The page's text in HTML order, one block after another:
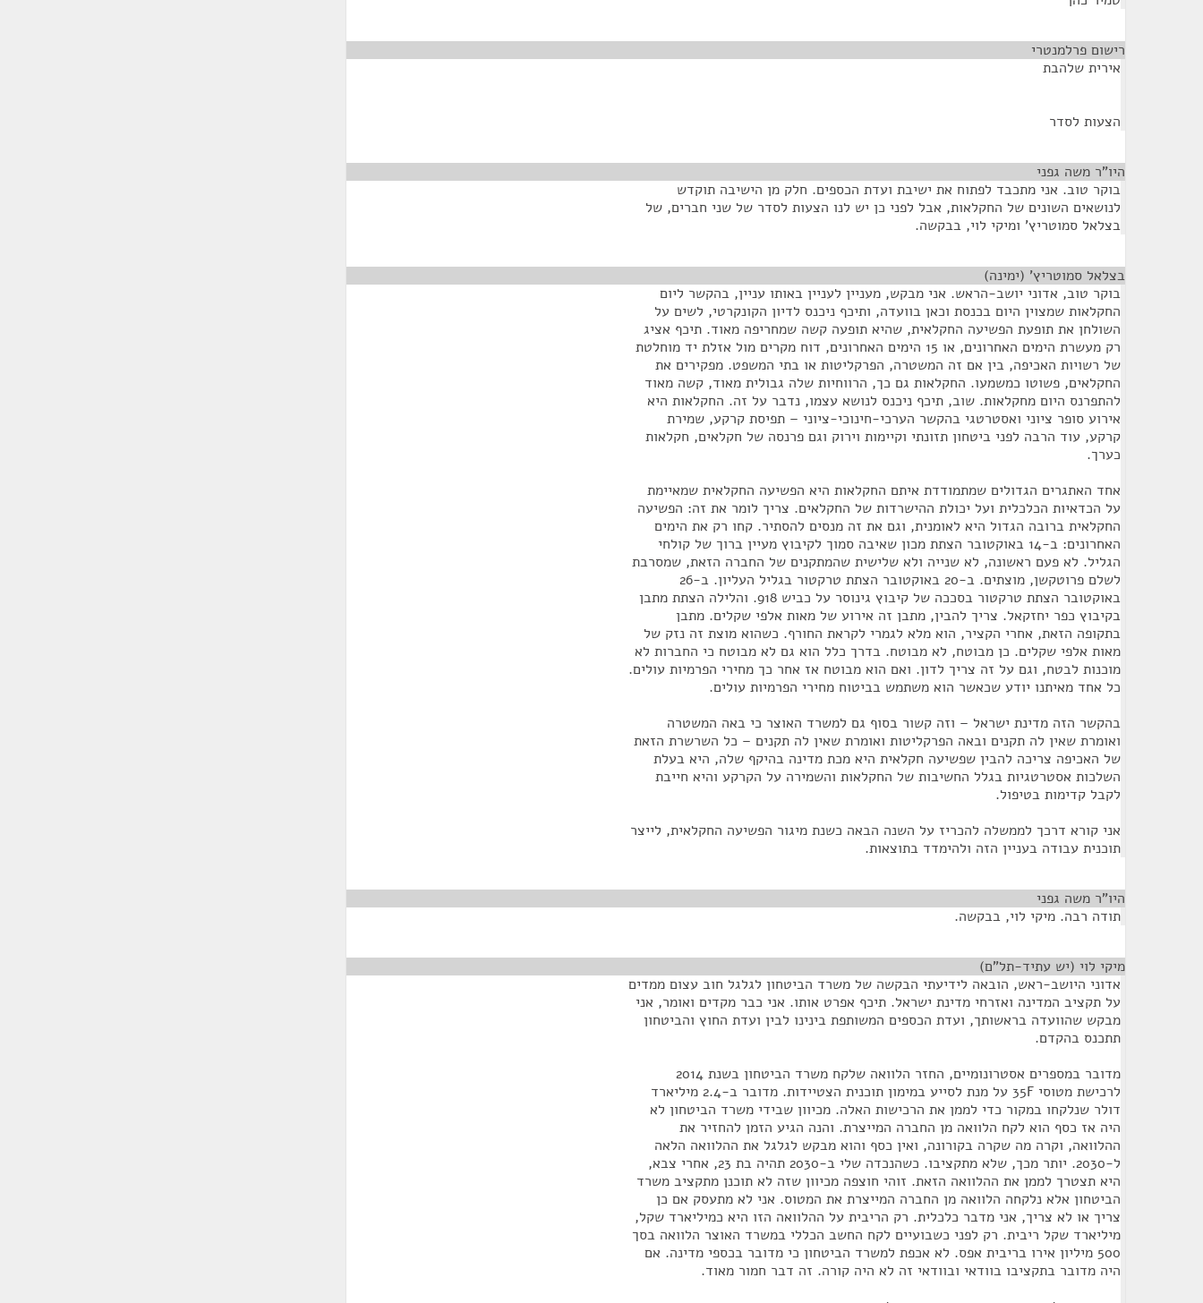
רישום פרלמנטרי
אירית שלהבת
הצעות לסדר
היו"ר משה גפני
בוקר טוב. אני מתכבד לפתוח את ישיבת ועדת הכספים. חלק מן הישיבה תוקדש
לנושאים השונים של החקלאות, אבל לפני כן יש לנו הצעות לסדר של שני חברים, של
בצלאל סמוטריץ' ומיקי לוי, בבקשה.
בצלאל סמוטריץ' (ימינה)
בוקר טוב, אדוני יושב-הראש. אני מבקש, מעניין לעניין באותו עניין, בהקשר ליום
החקלאות שמצוין היום בכנסת וכאן בוועדה, ותיכף ניכנס לדיון הקונקרטי, לשים על
השולחן את תופעת הפשיעה החקלאית, שהיא תופעה קשה שמחריפה מאוד. תיכף אציג
רק מעשרת הימים האחרונים, או 15 הימים האחרונים, דוח מקרים מול אזלת יד מוחלטת
של רשויות האכיפה, בין אם זה המשטרה, הפרקליטות או בתי המשפט. מפקירים את
החקלאים, פשוטו כמשמעו. החקלאות גם כך, הרווחיות שלה גבולית מאוד, קשה מאוד
להתפרנס היום מחקלאות. שוב, תיכף ניכנס לנושא עצמו, נדבר על זה. החקלאות היא
אירוע סופר ציוני ואסטרטגי בהקשר הערכי-חינוכי-ציוני – תפיסת קרקע, שמירת
קרקע, עוד הרבה לפני ביטחון תזונתי וקיימות וירוק וגם פרנסה של חקלאים, חקלאות
כערך.
אחד האתגרים הגדולים שמתמודדת איתם החקלאות היא הפשיעה החקלאית שמאיימת
על הכדאיות הכלכלית ועל יכולת ההישרדות של החקלאים. צריך לומר את זה: הפשיעה
החקלאית ברובה הגדול היא לאומנית, וגם את זה מנסים להסתיר. קחו רק את הימים
האחרונים: ב-14 באוקטובר הצתת מכון שאיבה סמוך לקיבוץ מעיין ברוך של קולחי
הגליל. לא פעם ראשונה, לא שנייה ולא שלישית שהמתקנים של החברה הזאת, שמסרבת
לשלם פרוטקשן, מוצתים. ב-20 באוקטובר הצתת טרקטור בגליל העליון. ב-26
באוקטובר הצתת טרקטור בסככה של קיבוץ גינוסר על כביש 918. והלילה הצתת מתבן
בקיבוץ כפר יחזקאל. צריך להבין, מתבן זה אירוע של מאות אלפי שקלים. מתבן
בתקופה הזאת, אחרי הקציר, הוא מלא לגמרי לקראת החורף. כשהוא מוצת זה נזק של
מאות אלפי שקלים. כן מבוטח, לא מבוטח. בדרך כלל הוא גם לא מבוטח כי החברות לא
מוכנות לבטח, וגם על זה צריך לדון. ואם הוא מבוטח אז אחר כך מחירי הפרמיות עולים.
כל אחד מאיתנו יודע שכאשר הוא משתמש בביטוח מחירי הפרמיות עולים.
בהקשר הזה מדינת ישראל – וזה קשור בסוף גם למשרד האוצר כי באה המשטרה
ואומרת שאין לה תקנים ובאה הפרקליטות ואומרת שאין לה תקנים – כל השרשרת הזאת
של האכיפה צריכה להבין שפשיעה חקלאית היא מכת מדינה בהיקף שלה, היא בעלת
השלכות אסטרטגיות בגלל החשיבות של החקלאות והשמירה על הקרקע והיא חייבת
לקבל קדימות בטיפול.
אני קורא דרכך לממשלה להכריז על השנה הבאה כשנת מיגור הפשיעה החקלאית, לייצר
תוכנית עבודה בעניין הזה ולהימדד בתוצאות.
היו"ר משה גפני
תודה רבה. מיקי לוי, בבקשה.
מיקי לוי (יש עתיד-תל"ם)
אדוני היושב-ראש, הובאה לידיעתי הבקשה של משרד הביטחון לגלגל חוב עצום ממדים
על תקציב המדינה ואזרחי מדינת ישראל. תיכף אפרט אותו. אני כבר מקדים ואומר, אני
מבקש שהוועדה בראשותך, ועדת הכספים המשותפת בינינו לבין ועדת החוץ והביטחון
תתכנס בהקדם.
מדובר במספרים אסטרונומיים, החזר הלוואה שלקח משרד הביטחון בשנת 2014
לרכישת מטוסי 35F על מנת לסייע במימון תוכנית הצטיידות. מדובר ב-2.4 מיליארד
דולר שנלקחו במקור כדי לממן את הרכישות האלה. מכיוון שבידי משרד הביטחון לא
היה אז כסף הוא לקח הלוואה מן החברה המייצרת. והנה הגיע הזמן להחזיר את
ההלוואה, וקרה מה שקרה בקורונה, ואין כסף והוא מבקש לגלגל את ההלוואה הלאה
ל-2030. יותר מכך, שלא מתקציבו. כשהנכדה שלי ב-2030 תהיה בת 23, אחרי צבא,
היא תצטרך לממן את ההלוואה הזאת. זוהי חוצפה מכיוון שזה לא תוכנן מתקציב משרד
הביטחון אלא נלקחה הלוואה מן החברה המייצרת את המטוס. אני לא מתעסק אם כן
צריך או לא צריך, אני מדבר כלכלית. רק הריבית על ההלוואה הזו היא כמיליארד שקל,
מיליארד שקל ריבית. רק לפני כשבועיים לקח החשב הכללי במשרד האוצר הלוואה בסך
500 מיליון אירו בריבית אפס. לא אכפת למשרד הביטחון כי מדובר בכספי מדינה. אם
היה מדובר בתקציבו בוודאי ובוודאי זה לא היה קורה. זה דבר חמור מאוד.